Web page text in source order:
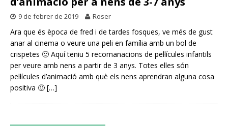
9 de febrer de 2019 Roser
Ara que és època de fred i de tardes fosques, ve més de gust
anar al cinema o veure una peli en família amb un bol de
crispetes 🙂 Aquí teniu 5 recomanacions de pel·lícules infantils
per veure amb nens a partir de 3 anys. Totes elles són
pel·lícules d’animació amb què els nens aprendran alguna cosa
positiva 🙂 […]